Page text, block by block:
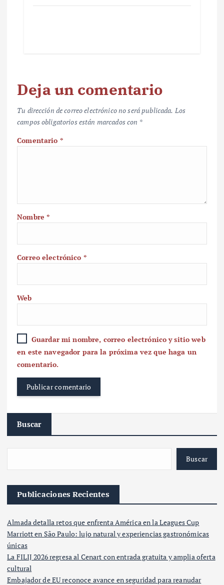
Deja un comentario
Tu dirección de correo electrónico no será publicada. Los
campos obligatorios están marcados con *
Comentario *
Nombre*
Correo electrónico *
Web
Guardar mi nombre, correo electrónico y sitio web
en este navegador para la próxima vez que haga un
comentario.
Buscar
Buscar
Publicaciones Recientes
Almada detalla retos que enfrenta América en la Leagues Cup
Marriott en São Paulo: lujo natural y experiencias gastronómicas
únicas
La FILIJ 2026 regresa al Cenart con entrada gratuita y amplia oferta
cultural
Embajador de EU reconoce avance en seguridad para reanudar